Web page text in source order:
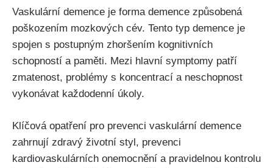
Vaskulární demence je forma demence způsobená
poškozením mozkových cév. Tento typ demence je
spojen s postupným zhoršením kognitivních
schopností a paměti. Mezi hlavní symptomy patří
zmatenost, problémy s koncentrací a neschopnost
vykonávat každodenní úkoly.
Klíčová opatření pro prevenci vaskulární demence
zahrnují zdravý životní styl, prevenci
kardiovaskulárních onemocnění a pravidelnou kontrolu